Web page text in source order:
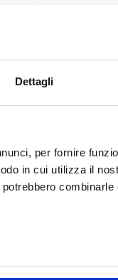
Dettagli
per fornire
in cui utilizza il
ES
di fine bobina